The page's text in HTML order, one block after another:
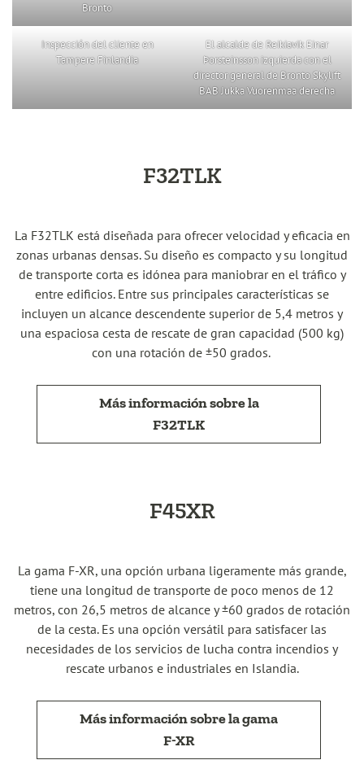
Bronto
Inspección del cliente en
Tampere Finlandia
El alcalde de Reikiavik Einar
Þorsteinsson izquierda con el
director general de Bronto Skylift
BAB Jukka Vuorenmaa derecha
F32TLK
La F32TLK está diseñada para ofrecer velocidad y eficacia en
zonas urbanas densas. Su diseño es compacto y su longitud
de transporte corta es idónea para maniobrar en el tráfico y
entre edificios. Entre sus principales características se
incluyen un alcance descendente superior de 5,4 metros y
una espaciosa cesta de rescate de gran capacidad (500 kg)
con una rotación de ±50 grados.
Más información sobre la
F32TLK
F45XR
La gama F-XR, una opción urbana ligeramente más grande,
tiene una longitud de transporte de poco menos de 12
metros, con 26,5 metros de alcance y ±60 grados de rotación
de la cesta. Es una opción versátil para satisfacer las
necesidades de los servicios de lucha contra incendios y
rescate urbanos e industriales en Islandia.
Más información sobre la gama
F-XR